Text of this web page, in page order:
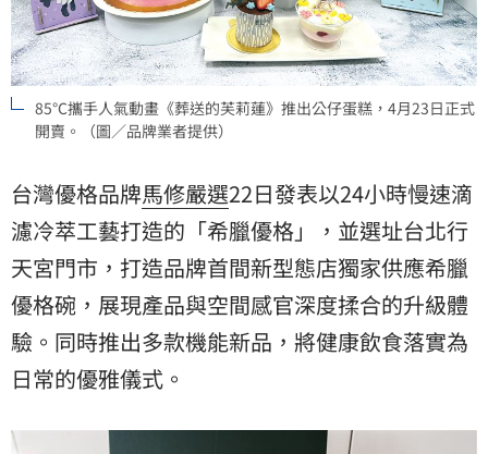
85℃攜手人氣動畫《葬送的芙莉蓮》推出公仔蛋糕，4月23日正式
開賣。（圖／品牌業者提供）
台灣優格品牌馬修嚴選22日發表以24小時慢速滴
濾冷萃工藝打造的「希臘優格」，並選址台北行
天宮門市，打造品牌首間新型態店獨家供應希臘
優格碗，展現產品與空間感官深度揉合的升級體
驗。同時推出多款機能新品，將健康飲食落實為
日常的優雅儀式。